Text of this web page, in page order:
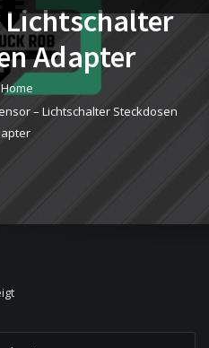
Lichtschalter
Adapter
Home
– Lichtschalter Steckdosen